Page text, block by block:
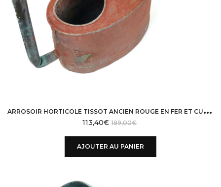
A
RROSOIR HORTICOLE TISSOT ANCIEN ROUGE EN FER ET CUIVRE FIN XIXE PARIS
189,00€
113,40€
AJOUTER AU PANIER